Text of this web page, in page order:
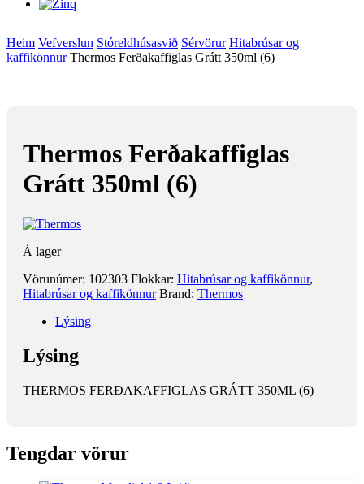
Heim Vefverslun Stóreldhúsasvið Sérvörur Hitabrúsar og
kaffikönnur Thermos Ferðakaffiglas Grátt 350ml (6)
Thermos Ferðakaffiglas
Grátt 350ml (6)
Á lager
Vörunúmer: 102303 Flokkar: Hitabrúsar og kaffikönnur,
Hitabrúsar og kaffikönnur Brand: Thermos
Lýsing
Lýsing
THERMOS FERÐAKAFFIGLAS GRÁTT 350ML (6)
Tengdar vörur